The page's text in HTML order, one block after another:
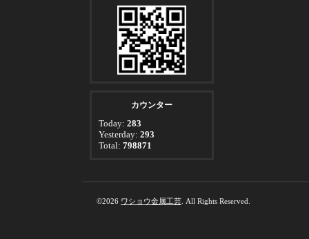
カウンター
Today: 283
Yesterday: 293
Total: 798871
©2026 ワショウ金属工芸 . All Rights Reserved.